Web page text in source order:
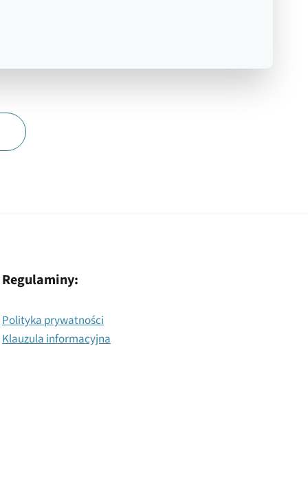
Regulaminy:
Polityka prywatności
Klauzula informacyjna